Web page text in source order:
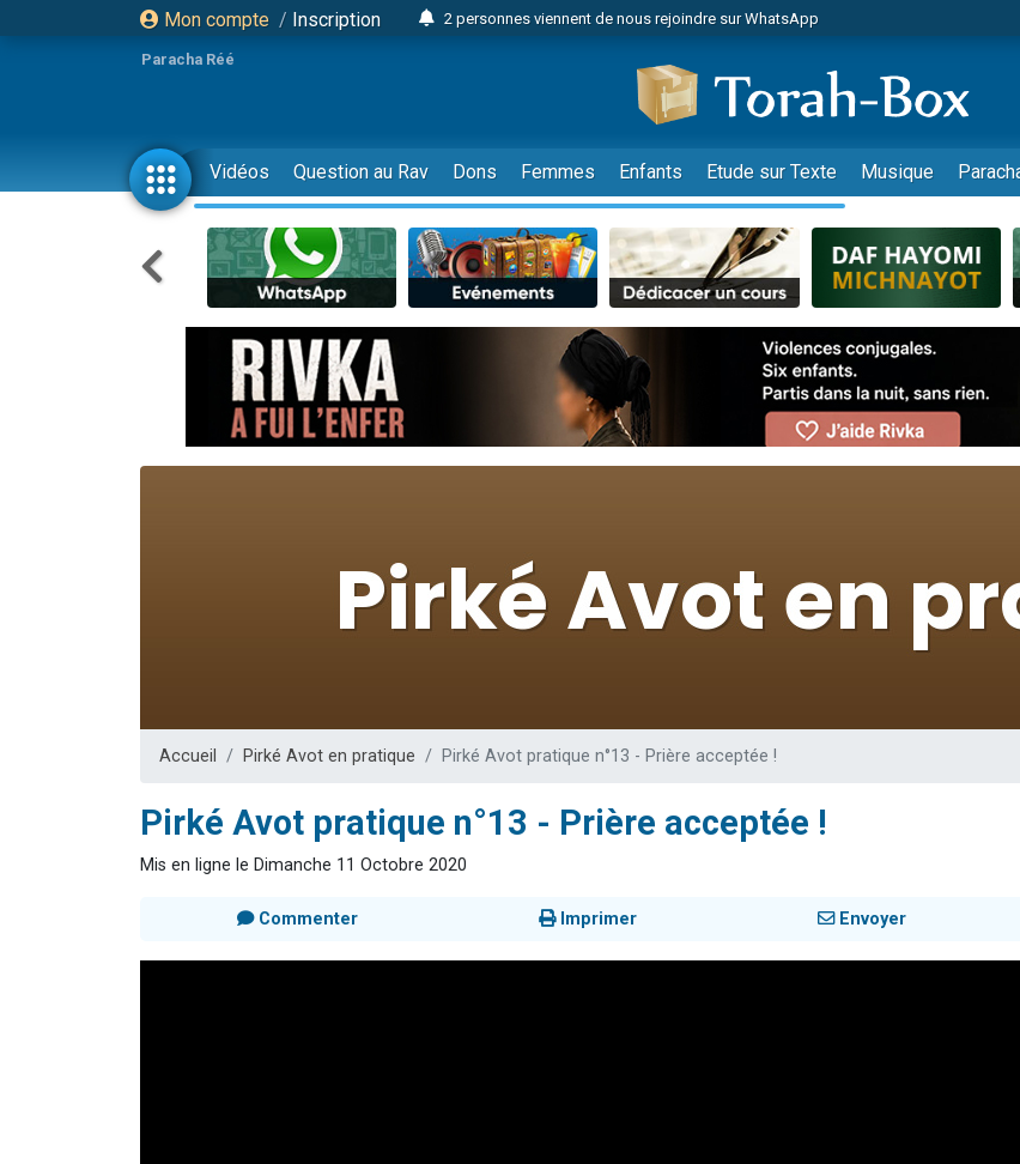
Mon compte / Inscription
2 personnes viennent de nous rejoindre sur WhatsApp
2 nouvelles musiques dans Torah-Box Music
8 personnes viennent de faire un don pour Tsédaka : pauvres d'Israel
4 personnes viennent de faire un don pour Diane, 80 ans, dans un appartement
Nouvelle émission radio : Visions de grandeur n°104 : Le Chabbath et le Birkat
61 personnes viennent de demander une bénédiction
39 personnes viennent de faire un don pour Sauvez la jambe de Yohan
Il reste 49 places pour étudier en groupe sur Zoom
Ariel vient de donner son Maasser
Nathaniel vient de donner son Maasser
6 personnes viennent de faire un don pour 5 enfants déjà orphelins risquent de
2 personnes viennent de faire un don pour Reloger Rivka, 6 enfants, victime de
Dovan vient de donner son Maasser
2 personnes viennent de nous rejoindre sur WhatsApp
2 personnes viennent de nous rejoindre sur WhatsApp
Paracha Réé
Vidéos Question au Rav Dons Femmes Enfants Etude sur Texte Musique
Accueil Pirké Avot en pratique Pirké Avot pratique n°13 - Prière acceptée !
Pirké Avot pratique n°13 - Prière acceptée !
Mis en ligne le Dimanche 11 Octobre 2020
Commenter Imprimer Envoyer